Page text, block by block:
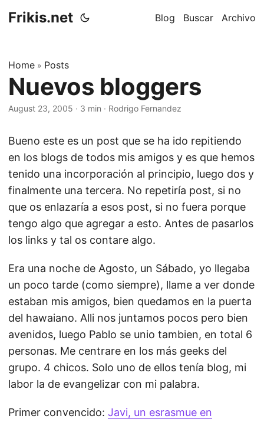
Frikis.net Blog Buscar Archivo
Home » Posts
Nuevos bloggers
August 23, 2005 · 3 min · Rodrigo Fernandez
Bueno este es un post que se ha ido repitiendo
en los blogs de todos mis amigos y es que hemos
tenido una incorporación al principio, luego dos y
finalmente una tercera. No repetiría post, si no
que os enlazaría a esos post, si no fuera porque
tengo algo que agregar a esto. Antes de pasarlos
los links y tal os contare algo.
Era una noche de Agosto, un Sábado, yo llegaba
un poco tarde (como siempre), llame a ver donde
estaban mis amigos, bien quedamos en la puerta
del hawaiano. Alli nos juntamos pocos pero bien
avenidos, luego Pablo se unio tambien, en total 6
personas. Me centrare en los más geeks del
grupo. 4 chicos. Solo uno de ellos tenía blog, mi
labor la de evangelizar con mi palabra.
Primer convencido: Javi, un esrasmue en